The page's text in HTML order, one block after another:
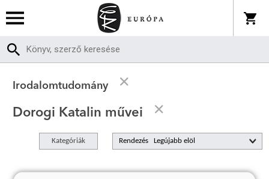
Irodalomtudomány
Dorogi Katalin művei
Kategóriák Rendezés